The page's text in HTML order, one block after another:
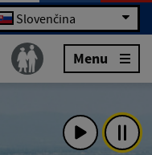
Slovenčina
Menu